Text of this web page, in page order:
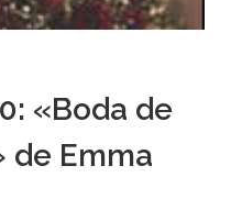
«Boda de
de Emma